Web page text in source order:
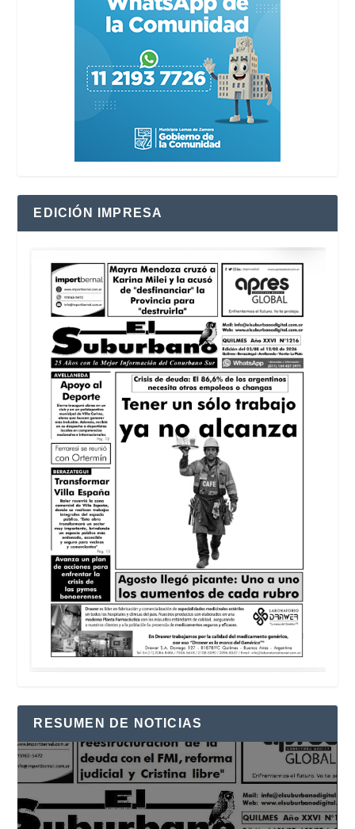
EDICIÓN IMPRESA
RESUMEN DE NOTICIAS
Reproductor
de
vídeo